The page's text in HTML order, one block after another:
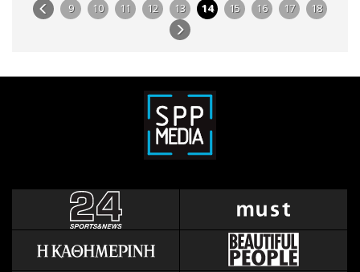
9 10 11 12 13 14 15 16 17 18